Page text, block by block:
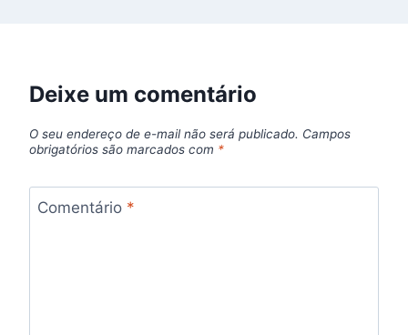
Deixe um comentário
O seu endereço de e-mail não será publicado. Campos
obrigatórios são marcados com *
Comentário *